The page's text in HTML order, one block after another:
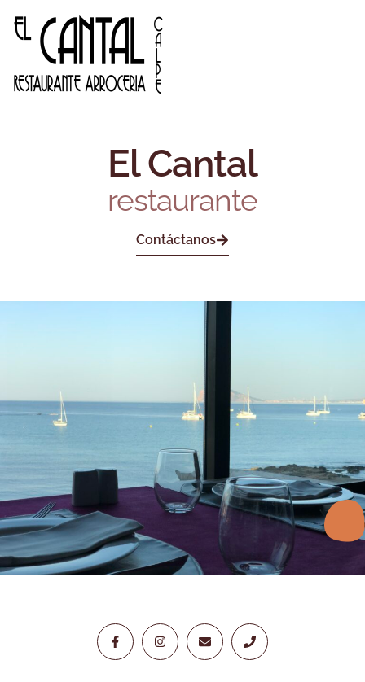
El Cantal
restaurante
Contáctanos